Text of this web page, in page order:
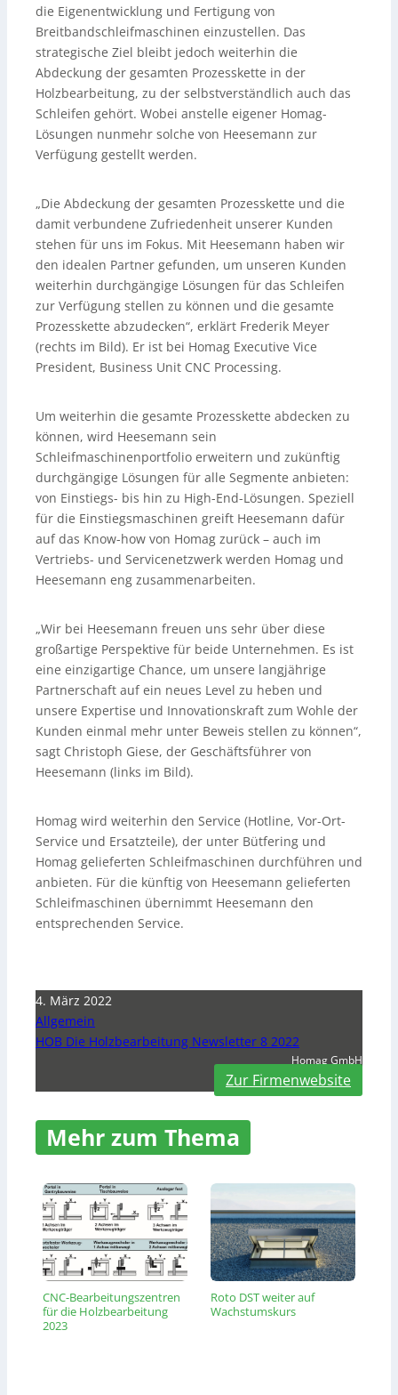
die Eigenentwicklung und Fertigung von
Breitbandschleifmaschinen einzustellen. Das
strategische Ziel bleibt jedoch weiterhin die
Abdeckung der gesamten Prozesskette in der
Holzbearbeitung, zu der selbstverständlich auch das
Schleifen gehört. Wobei anstelle eigener Homag-
Lösungen nunmehr solche von Heesemann zur
Verfügung gestellt werden.
„Die Abdeckung der gesamten Prozesskette und die
damit verbundene Zufriedenheit unserer Kunden
stehen für uns im Fokus. Mit Heesemann haben wir
den idealen Partner gefunden, um unseren Kunden
weiterhin durchgängige Lösungen für das Schleifen
zur Verfügung stellen zu können und die gesamte
Prozesskette abzudecken“, erklärt Frederik Meyer
(rechts im Bild). Er ist bei Homag Executive Vice
President, Business Unit CNC Processing.
Um weiterhin die gesamte Prozesskette abdecken zu
können, wird Heesemann sein
Schleifmaschinenportfolio erweitern und zukünftig
durchgängige Lösungen für alle Segmente anbieten:
von Einstiegs- bis hin zu High-End-Lösungen. Speziell
für die Einstiegsmaschinen greift Heesemann dafür
auf das Know-how von Homag zurück – auch im
Vertriebs- und Servicenetzwerk werden Homag und
Heesemann eng zusammenarbeiten.
„Wir bei Heesemann freuen uns sehr über diese
großartige Perspektive für beide Unternehmen. Es ist
eine einzigartige Chance, um unsere langjährige
Partnerschaft auf ein neues Level zu heben und
unsere Expertise und Innovationskraft zum Wohle der
Kunden einmal mehr unter Beweis stellen zu können“,
sagt Christoph Giese, der Geschäftsführer von
Heesemann (links im Bild).
Homag wird weiterhin den Service (Hotline, Vor-Ort-
Service und Ersatzteile), der unter Bütfering und
Homag gelieferten Schleifmaschinen durchführen und
anbieten. Für die künftig von Heesemann gelieferten
Schleifmaschinen übernimmt Heesemann den
entsprechenden Service.
4. März 2022
Allgemein
HOB Die Holzbearbeitung Newsletter 8 2022
Homag GmbH
Zur Firmenwebsite
Mehr zum Thema
CNC-Bearbeitungszentren
für die Holzbearbeitung
2023
Roto DST weiter auf
Wachstumskurs